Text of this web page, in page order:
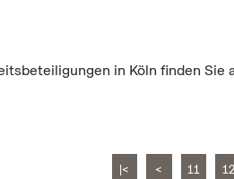
in Köln finden Sie
|< < 11 12